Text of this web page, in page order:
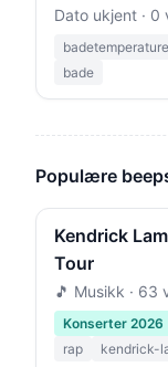
Dato ukjent · 0
bade
Populære
Kendrick
Tour
🎵 Musikk · 63
Konserter 2026
rap
kendrick-